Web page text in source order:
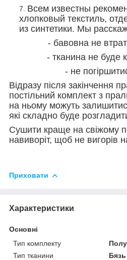
Всем известны
хлопковый текстиль,
из синтетики. Мы
- бавовна не
- тканина не буде
- не
Відразу після закінчення
постільний комплект з
на ньому можуть
які складно буде
Сушити краще на свіжому
навиворіт, щоб не вигорів
Приховати
Характеристики
Основні
Тип комплекту
Тип тканини
Бязь